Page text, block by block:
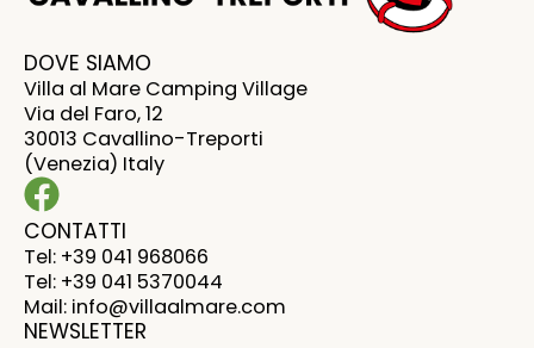
DOVE SIAMO
Villa al Mare Camping Village
Via del Faro, 12
30013 Cavallino-Treporti
(Venezia) Italy
CONTATTI
Tel: +39 041 968066
Tel: +39 041 5370044
Mail: info@villaalmare.com
NEWSLETTER